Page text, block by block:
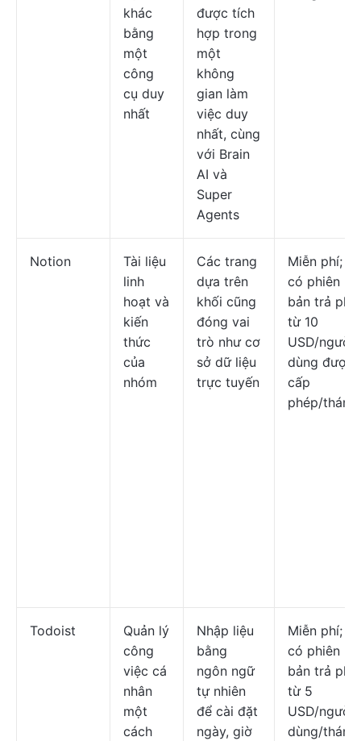
khác
bằng
một
công
cụ duy
nhất
được tích
hợp trong
một
không
gian làm
việc duy
nhất, cùng
với Brain
AI và
Super
Agents
Notion
Tài liệu
linh
hoạt và
kiến
thức
của
nhóm
Các trang
dựa trên
khối cũng
đóng vai
trò như cơ
sở dữ liệu
trực tuyến
Miễn phí;
có phiên
bản trả phí
từ 10
USD/người
dùng được
cấp
phép/tháng
Todoist
Quản lý
công
việc cá
nhân
một
cách
Nhập liệu
bằng
ngôn ngữ
tự nhiên
để cài đặt
ngày, giờ
Miễn phí;
có phiên
bản trả phí
từ 5
USD/người
dùng/tháng